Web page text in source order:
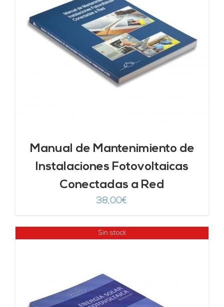
Manual de Mantenimiento de
Instalaciones Fotovoltaicas
Conectadas a Red
38,00€
Sin stock